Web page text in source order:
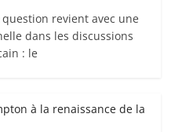
revient avec une
dans les discussions
: le
à la renaissance de la